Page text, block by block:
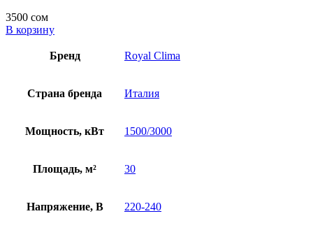
3500 сом
В корзину
Бренд Royal Clima
Страна бренда Италия
Мощность, кВт 1500/3000
Площадь, м² 30
Напряжение, В 220-240